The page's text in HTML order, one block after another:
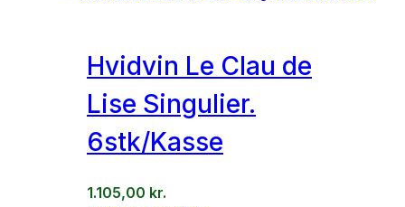
Hvidvin Le Clau de
Lise Singulier.
6stk/Kasse
1.105,00 kr.